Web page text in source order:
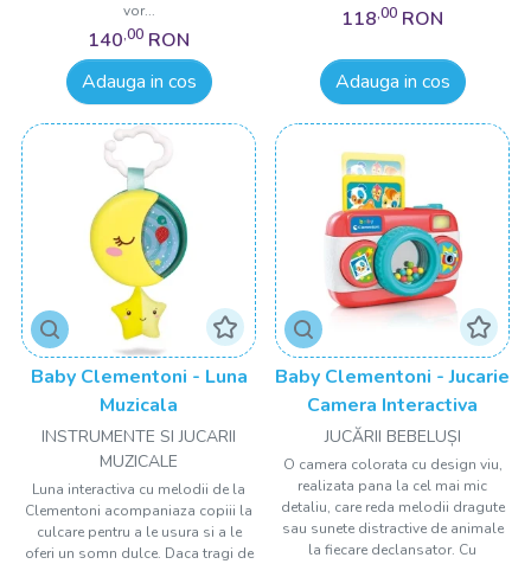
vor...
140,00 RON
Adauga in cos
118,00 RON
Adauga in cos
Baby Clementoni - Luna
Muzicala
INSTRUMENTE SI JUCARII
MUZICALE
Luna interactiva cu melodii de la
Clementoni acompaniaza copiii la
culcare pentru a le usura si a le
oferi un somn dulce. Daca tragi de
Baby Clementoni - Jucarie
Camera Interactiva
JUCĂRII BEBELUȘI
O camera colorata cu design viu,
realizata pana la cel mai mic
detaliu, care reda melodii dragute
sau sunete distractive de animale
la fiecare declansator. Cu